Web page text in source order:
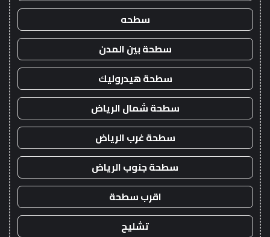
سطحه
سطحة بين المدن
سطحة هيدروليك
سطحة شمال الرياض
سطحة غرب الرياض
سطحة جنوب الرياض
اقرب سطحة
تشليح